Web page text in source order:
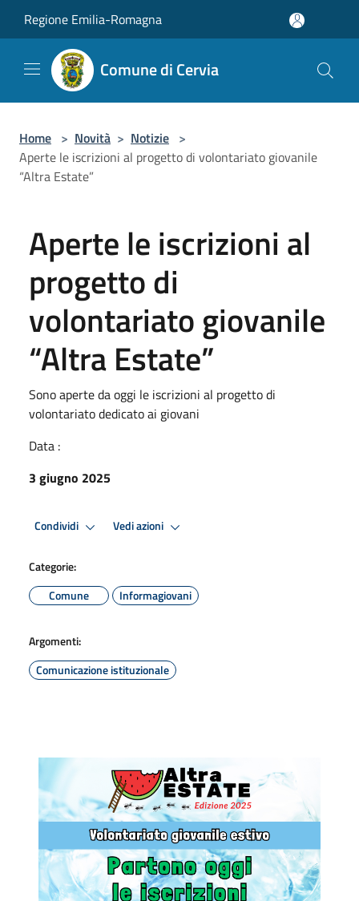
Regione Emilia-Romagna
Comune di Cervia
Home > Novità > Notizie >
Aperte le iscrizioni al progetto di volontariato giovanile
“Altra Estate”
Aperte le iscrizioni al
progetto di
volontariato giovanile
“Altra Estate”
Sono aperte da oggi le iscrizioni al progetto di
volontariato dedicato ai giovani
Data :
3 giugno 2025
Condividi Vedi azioni
Categorie:
Comune
Informagiovani
Argomenti:
Comunicazione istituzionale